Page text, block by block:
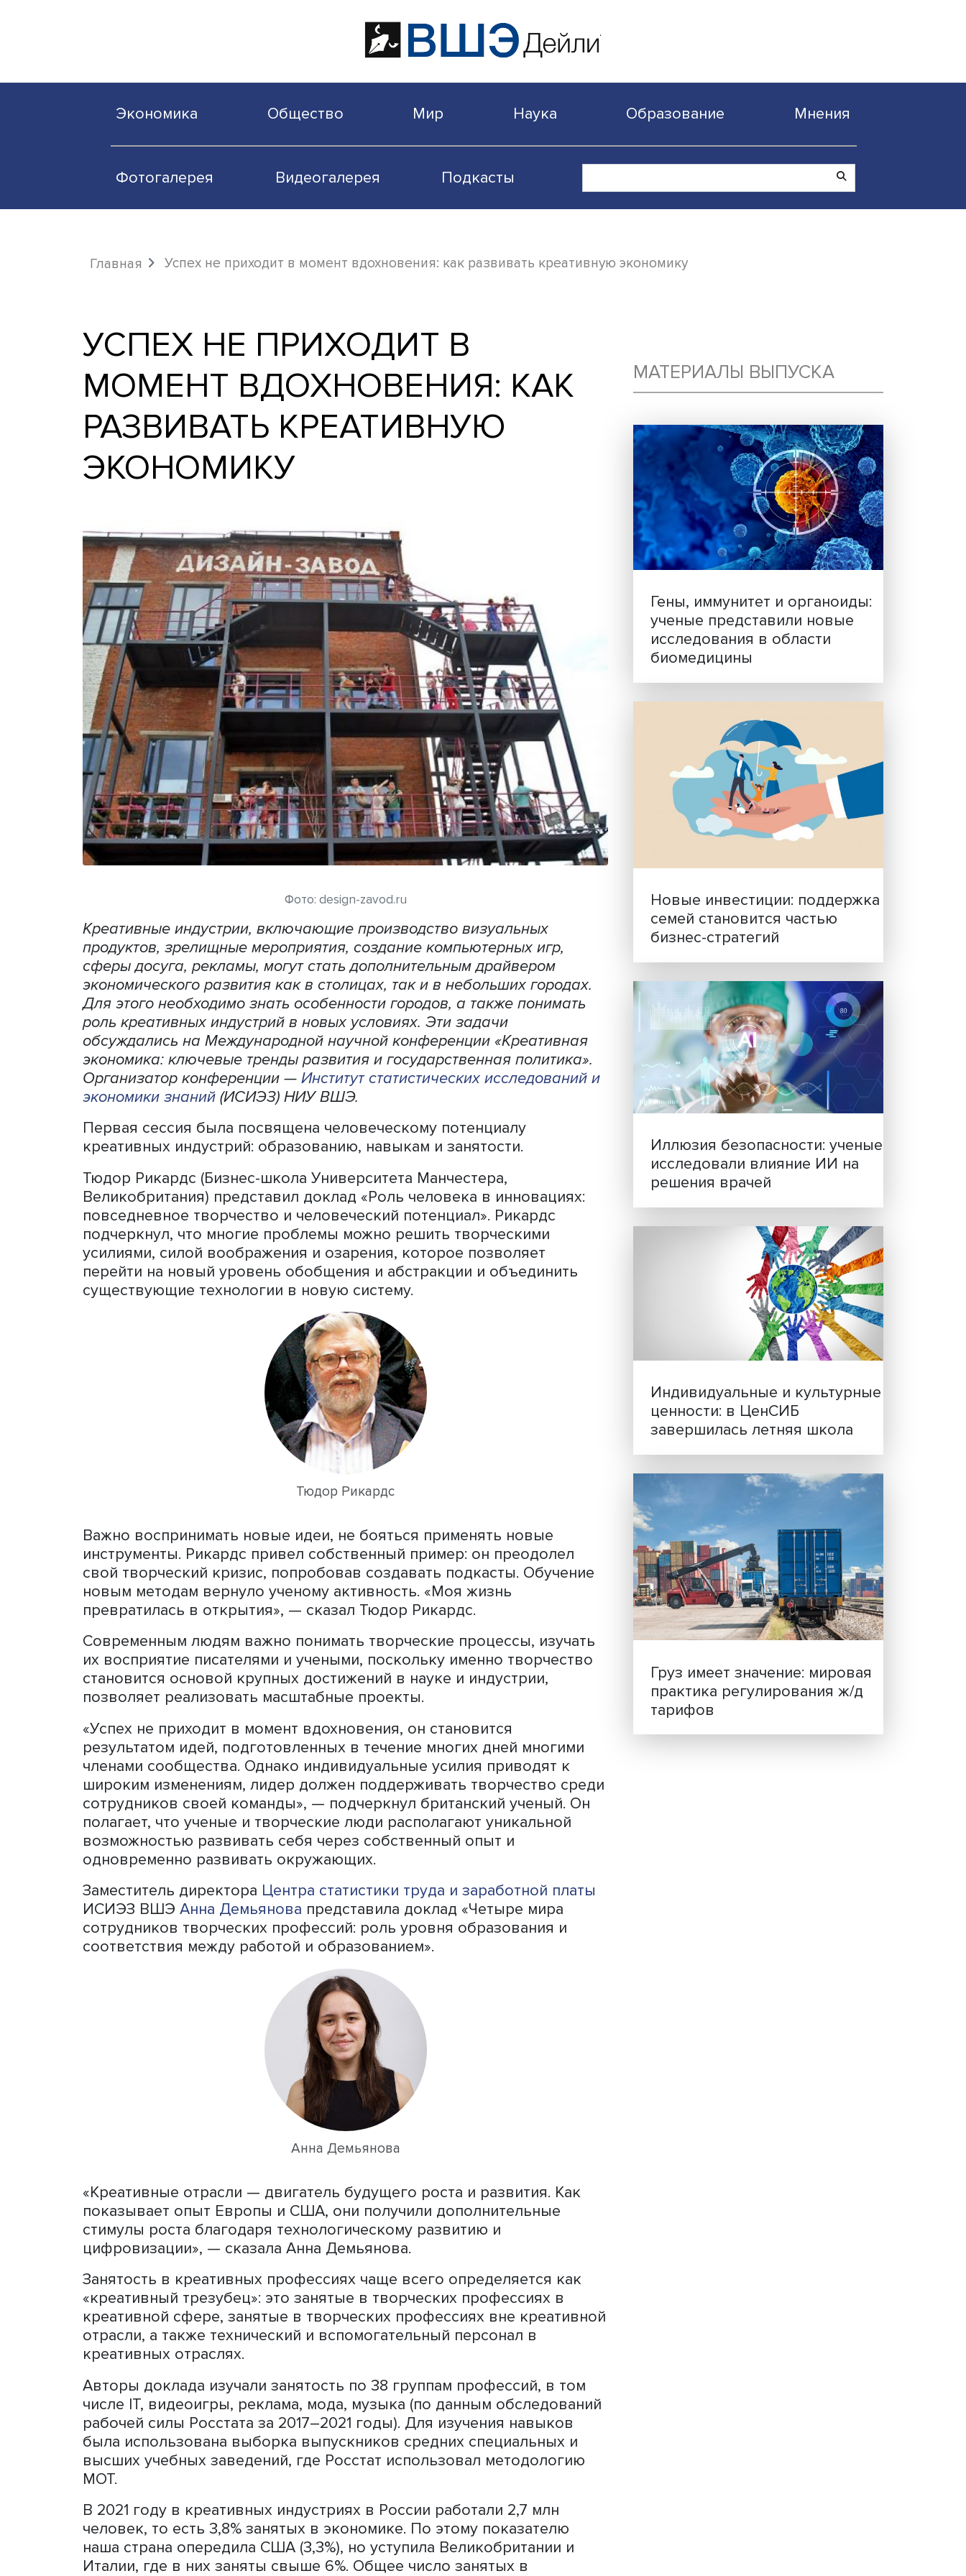
Фотогалерея Видеогалерея Подкасты
УСПЕХ НЕ ПРИХОДИТ В
МОМЕНТ ВДОХНОВЕНИЯ: КАК
РАЗВИВАТЬ КРЕАТИВНУЮ
ЭКОНОМИКУ
Фото: design-zavod.ru
Креативные индустрии, включающие производство визуальных
продуктов, зрелищные мероприятия, создание компьютерных игр,
сферы досуга, рекламы, могут стать дополнительным драйвером
экономического развития как в столицах, так и в небольших городах.
Для этого необходимо знать особенности городов, а также понимать
роль креативных индустрий в новых условиях. Эти задачи
обсуждались на Международной научной конференции «Креативная
экономика: ключевые тренды развития и государственная политика».
Организатор конференции —Институт статистических исследований и
экономики знаний(ИСИЭЗ) НИУ ВШЭ.
Первая сессия была посвящена человеческому потенциалу
креативных индустрий: образованию, навыкам и занятости.
Тюдор Рикардс (Бизнес-школа Университета Манчестера,
Великобритания) представил доклад «Роль человека в инновациях:
повседневное творчество и человеческий потенциал». Рикардс
подчеркнул, что многие проблемы можно решить творческими
усилиями, силой воображения и озарения, которое позволяет
перейти на новый уровень обобщения и абстракции и объединить
существующие технологии в новую систему.
Важно воспринимать новые идеи, не бояться применять новые
инструменты. Рикардс привел собственный пример: он преодолел
свой творческий кризис, попробовав создавать подкасты. Обучение
новым методам вернуло ученому активность. «Моя жизнь
превратилась в открытия», — сказал Тюдор Рикардс.
Современным людям важно понимать творческие процессы, изучать
их восприятие писателями и учеными, поскольку именно творчество
становится основой крупных достижений в науке и индустрии,
позволяет реализовать масштабные проекты.
«Успех не приходит в момент вдохновения, он становится
результатом идей, подготовленных в течение многих дней многими
членами сообщества. Однако индивидуальные усилия приводят к
широким изменениям, лидер должен поддерживать творчество среди
сотрудников своей команды», — подчеркнул британский ученый. Он
полагает, что ученые и творческие люди располагают уникальной
возможностью развивать себя через собственный опыт и
одновременно развивать окружающих.
ИСИЭЗ ВШЭАнна Демьяновапредставила доклад «Четыре мира
сотрудников творческих профессий: роль уровня образования и
соответствия между работой и образованием».
Анна Демьянова
«Креативные отрасли — двигатель будущего роста и развития. Как
показывает опыт Европы и США, они получили дополнительные
стимулы роста благодаря технологическому развитию и
МАТЕРИАЛЫ ВЫПУСКА
ученые представили
исследования в области
биомедицины
Новые инвестиции:
семей становится частью
бизнес-стратегий
Иллюзия безопасности:
исследовали влияние
решения врачей
Индивидуальные и
ценности: в ЦенСИБ
завершилась летняя